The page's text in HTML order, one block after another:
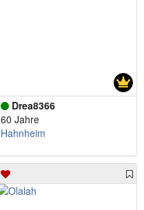
Drea8366
60 Jahre
Hahnheim